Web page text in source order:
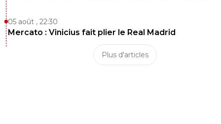
05 août , 22:30
Mercato : Vinicius fait plier le Real Madrid
Plus d'articles